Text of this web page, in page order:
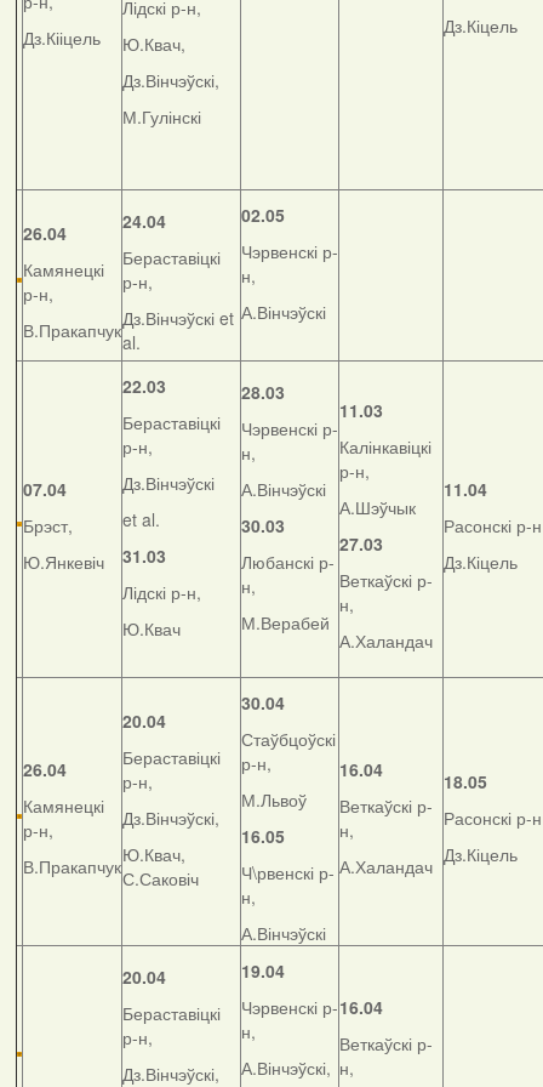
Дз.Кііцель
Лідскі р-н,
Ю.Квач,
Дз.Вінчэўскі,
М.Гулінскі
Дз.Кіцель
26.04
Камянецкі
р-н,
В.Пракапчук
24.04
Бераставіцкі
р-н,
Дз.Вінчэўскі et
al.
02.05
Чэрвенскі р-
н,
А.Вінчэўскі
07.04
Брэст,
Ю.Янкевіч
22.03
Бераставіцкі
р-н,
Дз.Вінчэўскі
et al.
31.03
Лідскі р-н,
Ю.Квач
28.03
Чэрвенскі р-
н,
А.Вінчэўскі
30.03
Любанскі р-
н,
М.Верабей
11.03
Калінкавіцкі
р-н,
А.Шэўчык
27.03
Веткаўскі р-
н,
А.Халандач
11.04
Расонскі р-
Дз.Кіцель
26.04
Камянецкі
р-н,
В.Пракапчук
20.04
Бераставіцкі
р-н,
Дз.Вінчэўскі,
Ю.Квач,
С.Саковіч
30.04
Стаўбцоўскі
р-н,
М.Львоў
16.05
Ч\рвенскі р-
н,
А.Вінчэўскі
16.04
Веткаўскі р-
н,
А.Халандач
18.05
Расонскі р-
Дз.Кіцель
20.04
Бераставіцкі
р-н,
Дз.Вінчэўскі,
19.04
Чэрвенскі р-
н,
А.Вінчэўскі,
16.04
Веткаўскі р-
н,